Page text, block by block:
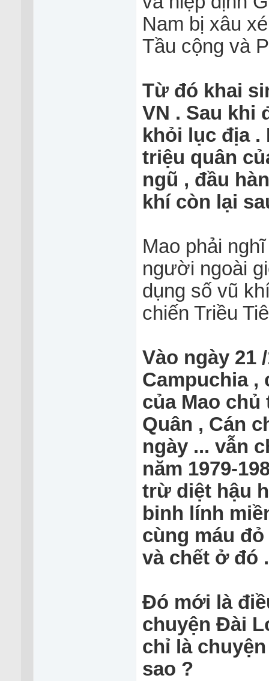
Nam bị xâu
Tầu cộng và
Từ đó khai
VN . Sau khi
khỏi lục địa .
triệu quân
ngũ , đầu
khí còn lại
Mao phải
người ngoài
dụng số vũ
chiến Triều
Vào ngày 21
Campuchia ,
của Mao
Quân , Cán
ngày ... vẫn
năm 1979-
trừ diệt hậu
binh lính
cùng máu
và chết ở đó .
Đó mới là
chuyện Đài
chỉ là
sao ?